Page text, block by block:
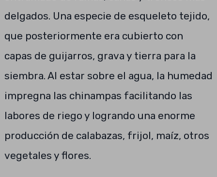
delgados. Una especie de esqueleto tejido,
que posteriormente era cubierto con
capas de guijarros, grava y tierra para la
siembra. Al estar sobre el agua, la humedad
impregna las chinampas facilitando las
labores de riego y logrando una enorme
producción de calabazas, frijol, maíz, otros
vegetales y flores.